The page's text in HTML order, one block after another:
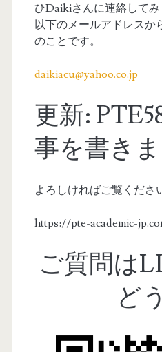
ひDaikiさんに連絡して
以下のメールアドレスか
のことです。
daikiacu@yahoo.co.jp
更新:
事を書き
よろしければご覧くださ
https://pte-academic-
ご質問は
ど